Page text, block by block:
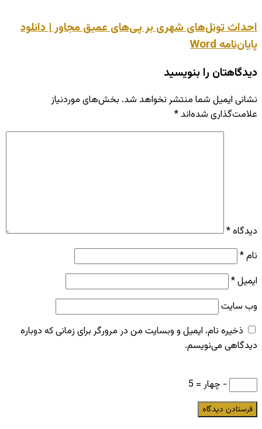
احداث تونل‌های شهری بر پی‌های عمیق مجاور | دانلود
پایان‌نامه Word
دیدگاهتان را بنویسید
نشانی ایمیل شما منتشر نخواهد شد. بخش‌های موردنیاز
علامت‌گذاری شده‌اند *
دیدگاه*
نام*
ایمیل*
وب‌ سایت
ذخیره نام، ایمیل و وبسایت من در مرورگر برای زمانی که دوباره
دیدگاهی می‌نویسم.
− چهار = 5